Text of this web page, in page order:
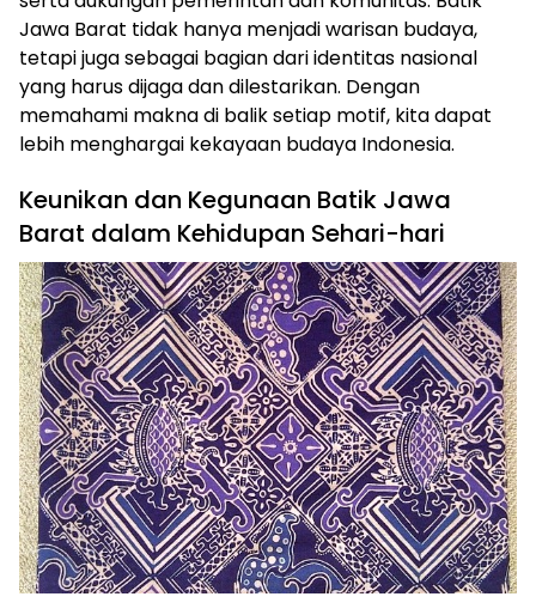
Jawa Barat tidak hanya menjadi warisan budaya,
tetapi juga sebagai bagian dari identitas nasional
yang harus dijaga dan dilestarikan. Dengan
memahami makna di balik setiap motif, kita dapat
lebih menghargai kekayaan budaya Indonesia.
Keunikan dan Kegunaan Batik Jawa
Barat dalam Kehidupan Sehari-hari